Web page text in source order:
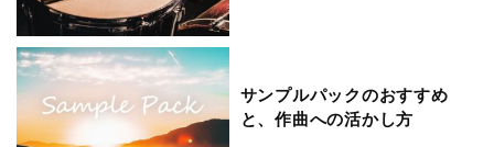
サンプルパックのおすすめ
と、作曲への活かし方